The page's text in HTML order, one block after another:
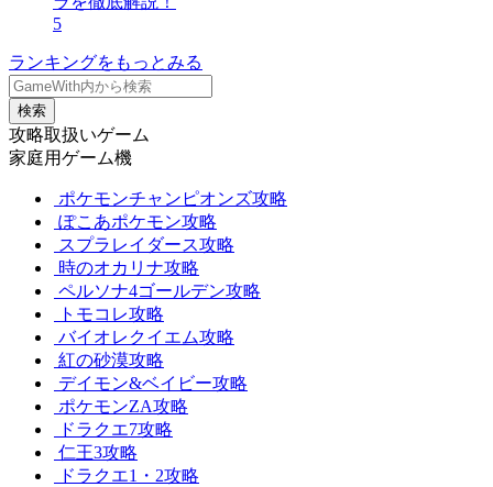
5
ランキングをもっとみる
検索
攻略取扱いゲーム
家庭用ゲーム機
ポケモンチャンピオンズ攻略
ぽこあポケモン攻略
スプラレイダース攻略
時のオカリナ攻略
ペルソナ4ゴールデン攻略
トモコレ攻略
バイオレクイエム攻略
紅の砂漠攻略
デイモン&ベイビー攻略
ポケモンZA攻略
ドラクエ7攻略
仁王3攻略
ドラクエ1・2攻略